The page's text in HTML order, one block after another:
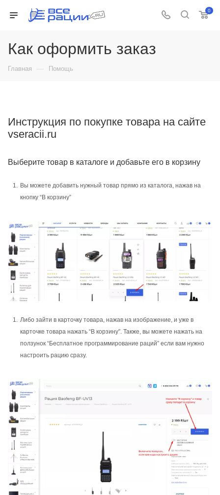
0
Как оформить заказ
Главная — Помощь
Инструкция по покупке товара на сайте
vseracii.ru
Выберите товар в каталоге и добавьте его в корзину
Вы можете добавить нужный товар прямо из каталога, нажав на
кнопку “В корзину”
Либо зайти в карточку товара, нажав на изображение, и уже в
карточке товара нажать “В корзину”. Также, вы можете нажать на
ползунок “Бесплатное программирование раций” если вам нужно
настроить рацию сразу.